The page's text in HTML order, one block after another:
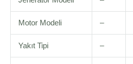
Motor Modeli –
Yakıt Tipi –